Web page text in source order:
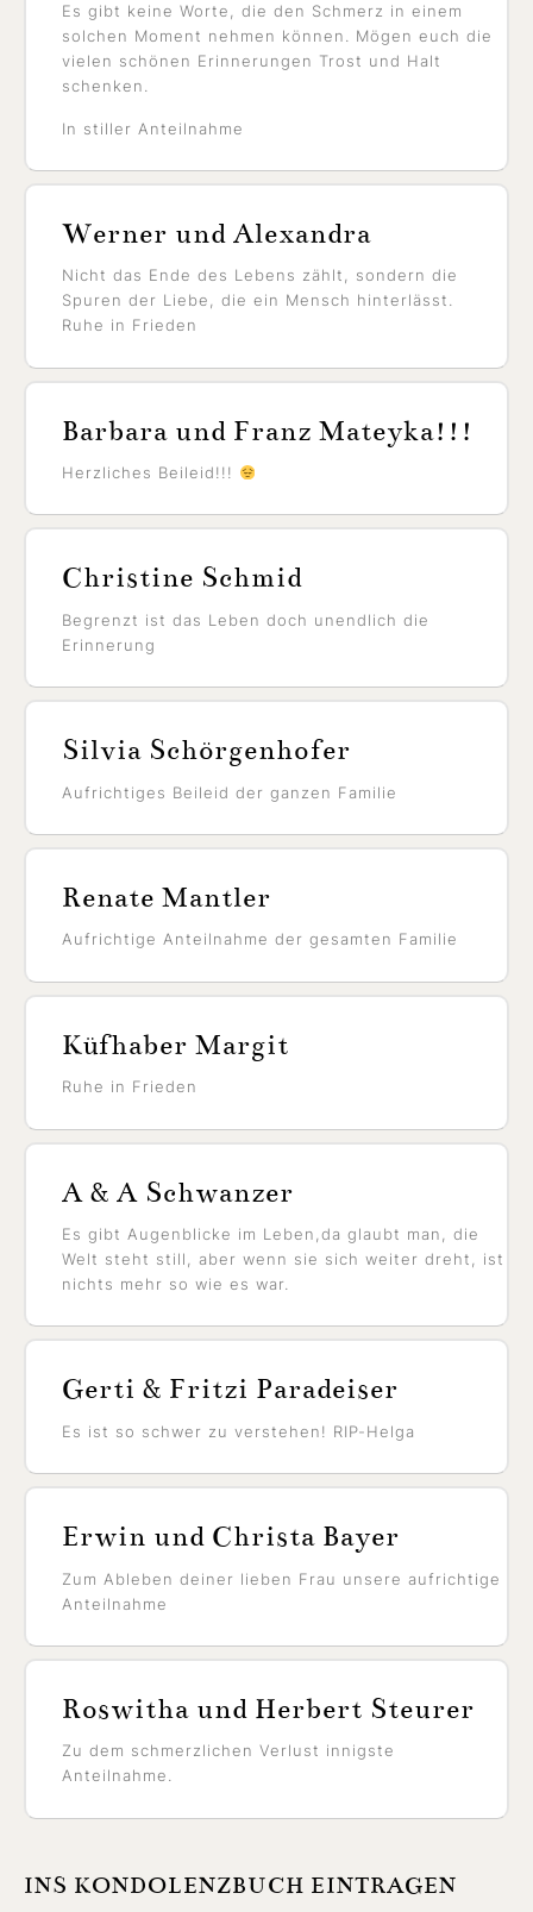
Es gibt keine Worte, die den Schmerz in einem
solchen Moment nehmen können. Mögen euch die
vielen schönen Erinnerungen Trost und Halt
schenken.
In stiller Anteilnahme
Werner und Alexandra
Nicht das Ende des Lebens zählt, sondern die
Spuren der Liebe, die ein Mensch hinterlässt.
Ruhe in Frieden
Barbara und Franz Mateyka!!!
Herzliches Beileid!!!
Christine Schmid
Begrenzt ist das Leben doch unendlich die
Erinnerung
Silvia Schörgenhofer
Aufrichtiges Beileid der ganzen Familie
Renate Mantler
Aufrichtige Anteilnahme der gesamten Familie
Küfhaber Margit
Ruhe in Frieden
A & A Schwanzer
Es gibt Augenblicke im Leben,da glaubt man, die
Welt steht still, aber wenn sie sich weiter dreht, ist
nichts mehr so wie es war.
Gerti & Fritzi Paradeiser
Es ist so schwer zu verstehen! RIP-Helga
Erwin und Christa Bayer
Zum Ableben deiner lieben Frau unsere aufrichtige
Anteilnahme
Roswitha und Herbert Steurer
Zu dem schmerzlichen Verlust innigste
Anteilnahme.
INS KONDOLENZBUCH EINTRAGEN